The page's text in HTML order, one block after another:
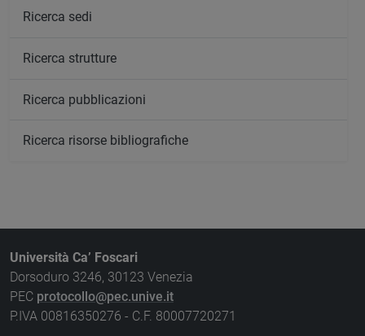
Ricerca sedi
Ricerca strutture
Ricerca pubblicazioni
Ricerca risorse bibliografiche
Università Ca’ Foscari
Dorsoduro 3246, 30123 Venezia
PEC protocollo@pec.unive.it
P.IVA 00816350276 - C.F. 80007720271